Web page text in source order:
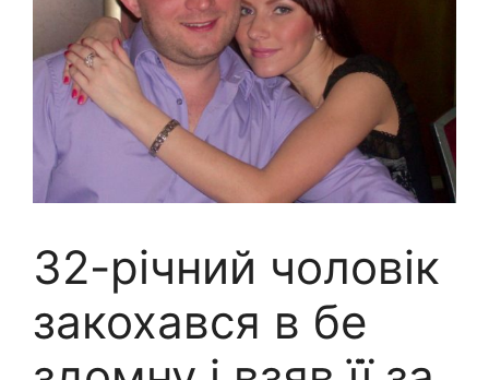
32-річний чоловік
закохався в бе